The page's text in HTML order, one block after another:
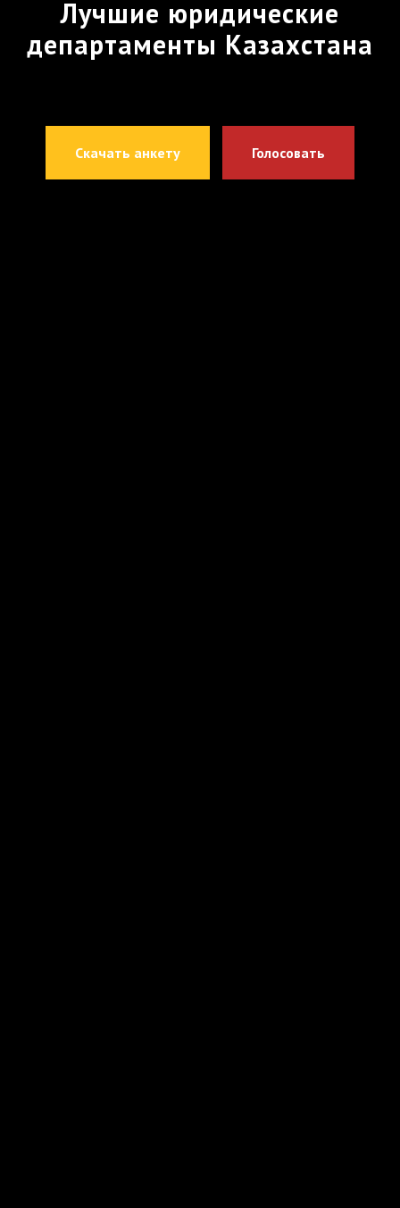
Лучшие юридические
департаменты Казахстана
Скачать анкету Голосовать